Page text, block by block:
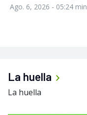
Ago. 6, 2026 - 05:24 min
La huella
La huella